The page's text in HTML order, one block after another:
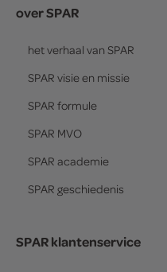
over SPAR
het verhaal van SPAR
SPAR visie en missie
SPAR formule
SPAR MVO
SPAR academie
SPAR geschiedenis
SPAR klantenservice